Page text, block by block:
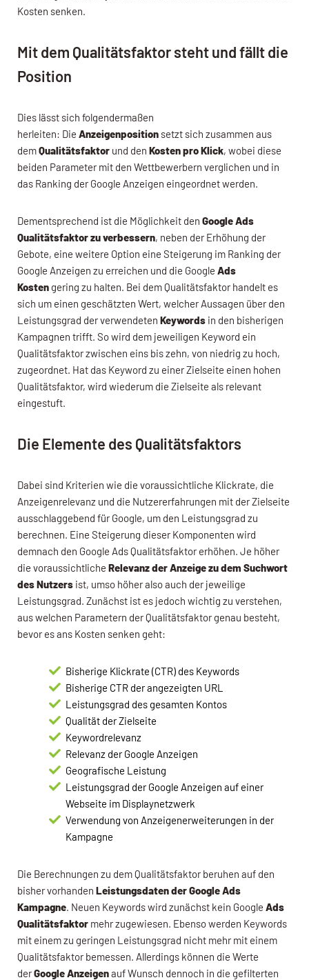
Kosten senken.
Mit dem Qualitätsfaktor steht und fällt die
Position
Dies lässt sich folgendermaßen
herleiten: Die Anzeigenposition setzt sich zusammen aus
demQualitätsfaktor und den Kosten pro Klick, wobei diese
beiden Parameter mit den Wettbewerbern verglichen und in
das Ranking der Google Anzeigen eingeordnet werden.
Dementsprechend ist die Möglichkeit den Google Ads
Qualitätsfaktor zu verbessern, neben der Erhöhung der
Gebote, eine weitere Option eine Steigerung im Ranking der
Google Anzeigen zu erreichen und die Google Ads
Kosten gering zu halten. Bei dem Qualitätsfaktor handelt es
sich um einen geschätzten Wert, welcher Aussagen über den
Leistungsgrad der verwendeten Keywords in den bisherigen
Kampagnen trifft. So wird dem jeweiligen Keyword ein
Qualitätsfaktor zwischen eins bis zehn, von niedrig zu hoch,
zugeordnet. Hat das Keyword zu einer Zielseite einen hohen
Qualitätsfaktor, wird wiederum die Zielseite als relevant
eingestuft.
Die Elemente des Qualitätsfaktors
Dabei sind Kriterien wie die voraussichtliche Klickrate, die
Anzeigenrelevanz und die Nutzererfahrungen mit der Zielseite
ausschlaggebend für Google, um den Leistungsgrad zu
berechnen. Eine Steigerung dieser Komponenten wird
demnach den Google Ads Qualitätsfaktor erhöhen. Je höher
die voraussichtliche Relevanz der Anzeige zu dem Suchwort
des Nutzers ist, umso höher also auch der jeweilige
Leistungsgrad. Zunächst ist es jedoch wichtig zu verstehen,
aus welchen Parametern der Qualitätsfaktor genau besteht,
bevor es ans Kosten senken geht:
Bisherige Klickrate (CTR) des Keywords
Bisherige CTR der angezeigten URL
Leistungsgrad des gesamten Kontos
Qualität der Zielseite
Keywordrelevanz
Relevanz der Google Anzeigen
Geografische Leistung
Leistungsgrad der Google Anzeigen auf einer
Webseite im Displaynetzwerk
Verwendung von Anzeigenerweiterungen in der
Kampagne
Die Berechnungen zu dem Qualitätsfaktor beruhen auf den
bisher vorhanden Leistungsdaten der Google Ads
Kampagne. Neuen Keywords wird zunächst kein Google Ads
Qualitätsfaktor mehr zugewiesen. Ebenso werden Keywords
mit einem zu geringen Leistungsgrad nicht mehr mit einem
Qualitätsfaktor bemessen. Allerdings können die Werte
derGoogle Anzeigenauf Wunsch dennoch in die gefilterten